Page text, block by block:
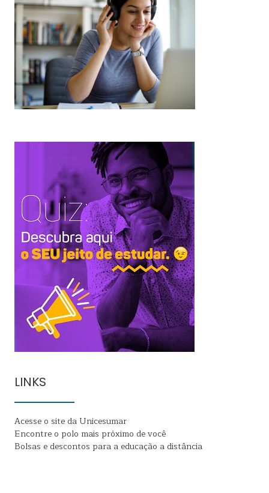
LINKS
Acesse o site da Unicesumar
Encontre o polo mais próximo de você
Bolsas e descontos para a educação a distância